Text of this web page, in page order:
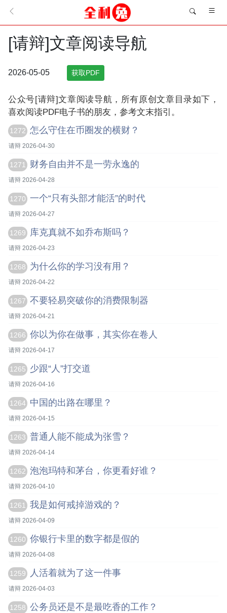
[请辩]文章阅读导航
2026-05-05 获取PDF
公众号[请辩]文章阅读导航，所有原创文章目录如下，
喜欢阅读PDF电子书的朋友，参考文末指引。
1272 怎么守住在币圈发的横财？
请辩 2026-04-30
1271 财务自由并不是一劳永逸的
请辩 2026-04-28
1270 一个“只有头部才能活”的时代
请辩 2026-04-27
1269 库克真就不如乔布斯吗？
请辩 2026-04-23
1268 为什么你的学习没有用？
请辩 2026-04-22
1267 不要轻易突破你的消费限制器
请辩 2026-04-21
1266 你以为你在做事，其实你在卷人
请辩 2026-04-17
1265 少跟“人”打交道
请辩 2026-04-16
1264 中国的出路在哪里？
请辩 2026-04-15
1263 普通人能不能成为张雪？
请辩 2026-04-14
1262 泡泡玛特和茅台，你更看好谁？
请辩 2026-04-10
1261 我是如何戒掉游戏的？
请辩 2026-04-09
1260 你银行卡里的数字都是假的
请辩 2026-04-08
1259 人活着就为了这一件事
请辩 2026-04-03
1258 公务员还是不是最吃香的工作？